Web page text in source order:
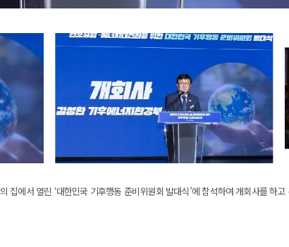
집에서 열린 ‘대한민국 기후행동 준비위원회 발대식’에 참석하여 개회사를 하